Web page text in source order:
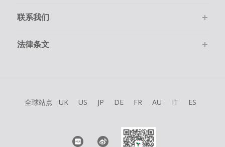
联系我们
法律条文
全球站点 UK US JP DE FR AU IT ES